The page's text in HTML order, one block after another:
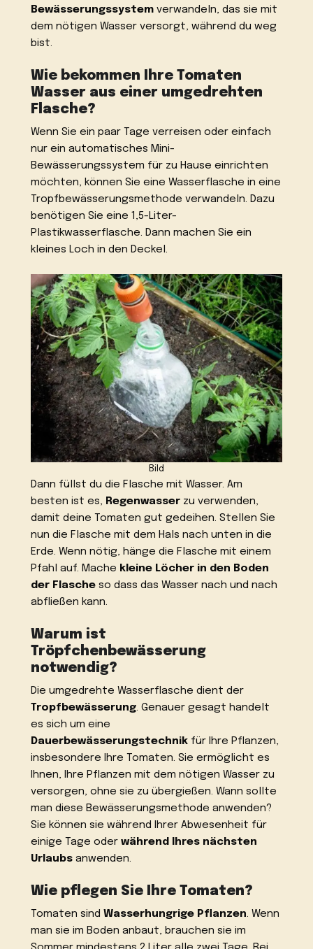
Bewässerungssystem verwandeln, das sie mit
dem nötigen Wasser versorgt, während du weg
bist.
Wie bekommen Ihre Tomaten
Wasser aus einer umgedrehten
Flasche?
Wenn Sie ein paar Tage verreisen oder einfach
nur ein automatisches Mini-
Bewässerungssystem für zu Hause einrichten
möchten, können Sie eine Wasserflasche in eine
Tropfbewässerungsmethode verwandeln. Dazu
benötigen Sie eine 1,5-Liter-
Plastikwasserflasche. Dann machen Sie ein
kleines Loch in den Deckel.
Bild
Dann füllst du die Flasche mit Wasser. Am
besten ist es, Regenwasser zu verwenden,
damit deine Tomaten gut gedeihen. Stellen Sie
nun die Flasche mit dem Hals nach unten in die
Erde. Wenn nötig, hänge die Flasche mit einem
Pfahl auf. Mache kleine Löcher in den Boden
der Flasche so dass das Wasser nach und nach
abfließen kann.
Warum ist
Tröpfchenbewässerung
notwendig?
Die umgedrehte Wasserflasche dient der
Tropfbewässerung. Genauer gesagt handelt
es sich um eine
Dauerbewässerungstechnik für Ihre Pflanzen,
insbesondere Ihre Tomaten. Sie ermöglicht es
Ihnen, Ihre Pflanzen mit dem nötigen Wasser zu
versorgen, ohne sie zu übergießen. Wann sollte
man diese Bewässerungsmethode anwenden?
Sie können sie während Ihrer Abwesenheit für
einige Tage oderwährend Ihres nächsten
Urlaubs anwenden.
Wie pflegen Sie Ihre Tomaten?
Tomaten sindWasserhungrige Pflanzen. Wenn
man sie im Boden anbaut, brauchen sie im